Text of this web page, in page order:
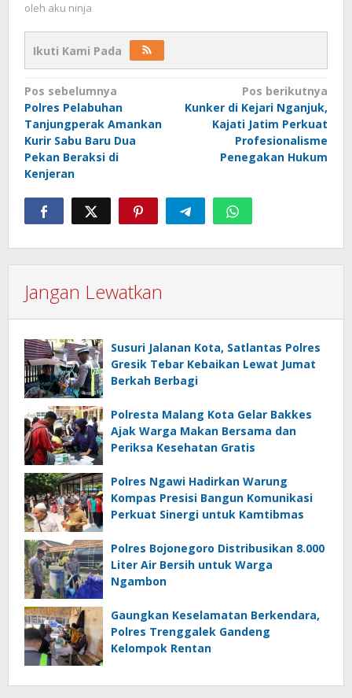
oleh aku ninja
Ikuti Kami Pada
Navigasi
pos
Pos sebelumnya
Polres Pelabuhan
Tanjungperak Amankan
Kurir Sabu Baru Dua
Pekan Beraksi di
Kenjeran
Pos berikutnya
Kunker di Kejari Nganjuk,
Kajati Jatim Perkuat
Profesionalisme
Penegakan Hukum
Jangan Lewatkan
Susuri Jalanan Kota, Satlantas Polres
Gresik Tebar Kebaikan Lewat Jumat
Berkah Berbagi
Polresta Malang Kota Gelar Bakkes
Ajak Warga Makan Bersama dan
Periksa Kesehatan Gratis
Polres Ngawi Hadirkan Warung
Kompas Presisi Bangun Komunikasi
Perkuat Sinergi untuk Kamtibmas
Polres Bojonegoro Distribusikan 8.000
Liter Air Bersih untuk Warga
Ngambon
Gaungkan Keselamatan Berkendara,
Polres Trenggalek Gandeng
Kelompok Rentan